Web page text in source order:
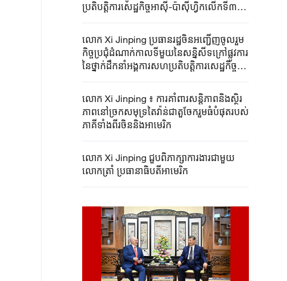
ប្រតិបត្តិការ​សេដ្ឋកិច្ច​អាស៊ី-ប៉ាស៊ីហ្វិក​លើកទី៣២​
និងថ្លែង​សុន្ទរកថាគន្លឹះ​
លោក Xi ​Jinping ​ប្រធានរដ្ឋចិន​អញ្ជើញចូលរួម​
កិច្ចប្រជុំ​ដំណាក់កាលទីមួយនៃសន្និសីទ​ក្រៅ​ផ្លូវការ
នៃ​ថ្នាក់ដឹកនាំអង្គការសហប្រតិបត្តិការសេដ្ឋកិច្ច
អាស៊ី-ប៉ាស៊ីហ្វិកលើកទី៣២​
លោក Xi ​Jinping ​៖ ការគាំពារ​សន្តិភាពនិង​ស្ថិរ
ភាពនៅ​ច្រកសមុទ្រ​តៃវ៉ាន់ជា​តួចែករួម​ធំបំផុត​របស់​
ភាគីទាំងពីរ​ចិននិងអាមេរិក​
លោក Xi ​Jinping ​ជួបពិភាក្សា​ការងារ​ជាមួយ​
លោកត្រាំ ​ប្រធានាធិបតី​អាមេរិក​​